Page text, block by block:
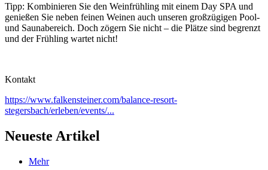
Tipp: Kombinieren Sie den Weinfrühling mit einem Day SPA und
genießen Sie neben feinen Weinen auch unseren großzügigen Pool-
und Saunabereich. Doch zögern Sie nicht – die Plätze sind begrenzt
und der Frühling wartet nicht!
Kontakt
https://www.falkensteiner.com/balance-resort-
stegersbach/erleben/events/...
Neueste Artikel
Mehr